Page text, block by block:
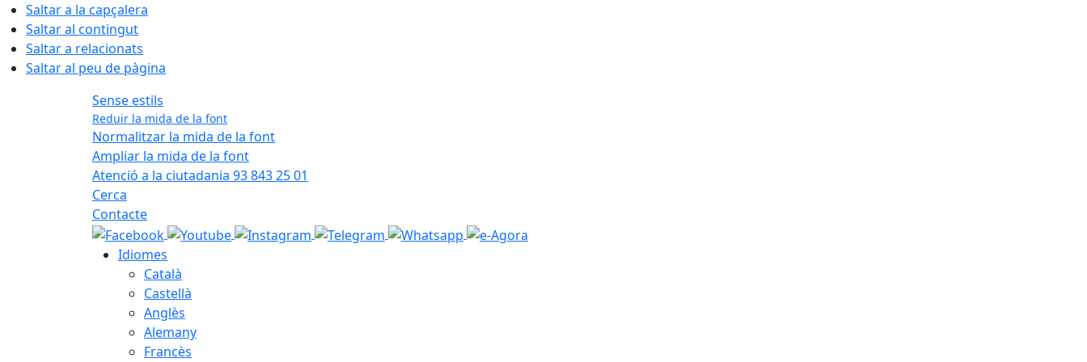
Saltar a la capçalera
Saltar al contingut
Saltar a relacionats
Saltar al peu de pàgina
Sense estils
Reduir la mida de la font
Normalitzar la mida de la font
Ampliar la mida de la font
Atenció a la ciutadania 93 843 25 01
Cerca
Contacte
Idiomes
Català
Castellà
Anglès
Alemany
Francès